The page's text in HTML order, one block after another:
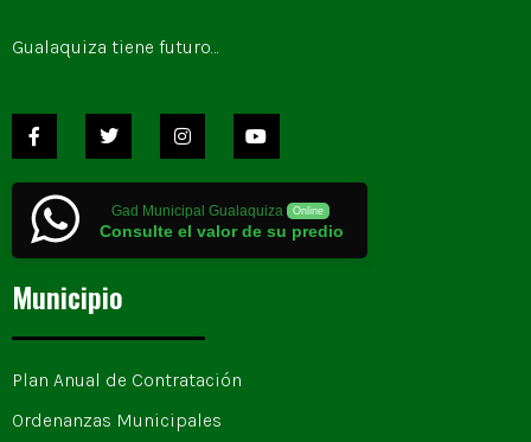
Gualaquiza tiene futuro…
Gad Municipal Gualaquiza Online
Consulte el valor de su predio
Municipio
Plan Anual de Contratación
Ordenanzas Municipales